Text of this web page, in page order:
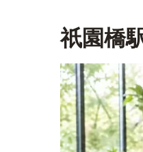
祇園橋